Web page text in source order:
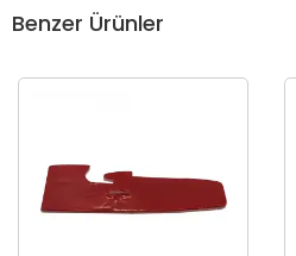
Benzer Ürünler